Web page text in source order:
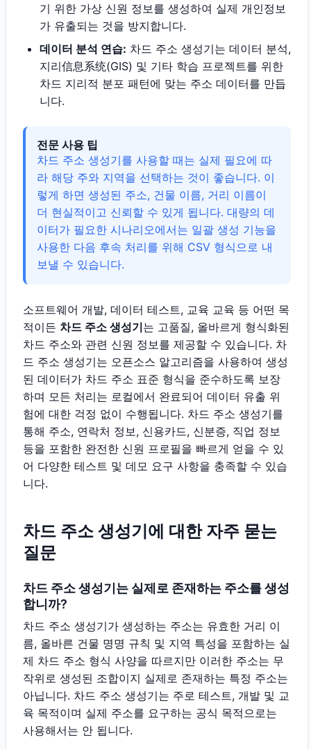
기 위한 가상 신원 정보를 생성하여 실제 개인정보
가 유출되는 것을 방지합니다.
데이터 분석 연습: 차드 주소 생성기는 데이터 분석,
지리信息系统(GIS) 및 기타 학습 프로젝트를 위한
차드 지리적 분포 패턴에 맞는 주소 데이터를 만듭
니다.
전문 사용 팁
차드 주소 생성기를 사용할 때는 실제 필요에 따
라 해당 주와 지역을 선택하는 것이 좋습니다. 이
렇게 하면 생성된 주소, 건물 이름, 거리 이름이
더 현실적이고 신뢰할 수 있게 됩니다. 대량의 데
이터가 필요한 시나리오에서는 일괄 생성 기능을
사용한 다음 후속 처리를 위해 CSV 형식으로 내
보낼 수 있습니다.
소프트웨어 개발, 데이터 테스트, 교육 교육 등 어떤 목
적이든 차드 주소 생성기는 고품질, 올바르게 형식화된
차드 주소와 관련 신원 정보를 제공할 수 있습니다. 차
드 주소 생성기는 오픈소스 알고리즘을 사용하여 생성
된 데이터가 차드 주소 표준 형식을 준수하도록 보장
하며 모든 처리는 로컬에서 완료되어 데이터 유출 위
험에 대한 걱정 없이 수행됩니다. 차드 주소 생성기를
통해 주소, 연락처 정보, 신용카드, 신분증, 직업 정보
등을 포함한 완전한 신원 프로필을 빠르게 얻을 수 있
어 다양한 테스트 및 데모 요구 사항을 충족할 수 있습
니다.
차드 주소 생성기에 대한 자주 묻는
질문
차드 주소 생성기는 실제로 존재하는 주소를 생성
합니까?
차드 주소 생성기가 생성하는 주소는 유효한 거리 이
름, 올바른 건물 명명 규칙 및 지역 특성을 포함하는 실
제 차드 주소 형식 사양을 따르지만 이러한 주소는 무
작위로 생성된 조합이지 실제로 존재하는 특정 주소는
아닙니다. 차드 주소 생성기는 주로 테스트, 개발 및 교
육 목적이며 실제 주소를 요구하는 공식 목적으로는
사용해서는 안 됩니다.